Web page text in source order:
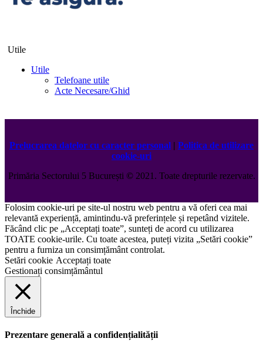
Utile
Utile
Telefoane utile
Acte Necesare/Ghid
Prelucrarea datelor cu caracter personal | Politica de utilizare
cookie-uri
Primăria Sectorului 5 București ©️2021. Toate drepturile rezervate.
Folosim cookie-uri pe site-ul nostru web pentru a vă oferi cea mai
relevantă experiență, amintindu-vă preferințele și repetând vizitele.
Făcând clic pe „Acceptați toate”, sunteți de acord cu utilizarea
TOATE cookie-urile. Cu toate acestea, puteți vizita „Setări cookie”
pentru a furniza un consimțământ controlat.
Setări cookie Acceptați toate
Gestionați consimțământul
Închide
Prezentare generală a confidențialității